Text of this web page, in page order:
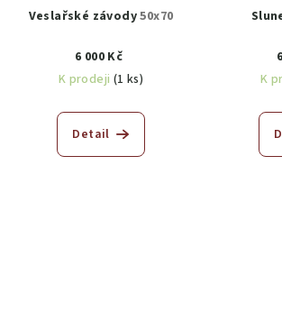
Veslařské závody50x70
6 000 Kč
K prodeji (1 ks)
Detail
K